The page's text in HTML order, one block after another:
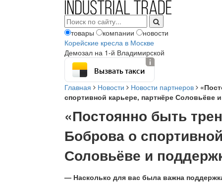
товары компании
новости
Корейские кресла в Москве
Демозал на 1-й Владимирской
Вызвать такси
Главная Новости Новости партнеров
спортивной карьере, партнёре Соловьёве
«Постоянно быть
Боброва о
Соловьёве и
— Насколько для вас была важна